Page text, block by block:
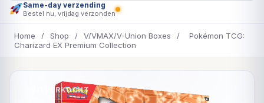
Same-day verzending
Bestel nu, vrijdag verzonden
Home / Shop / V/VMAX/V-Union Boxes /
Pokémon TCG:
Charizard EX Premium Collection
UITVERKOCHT